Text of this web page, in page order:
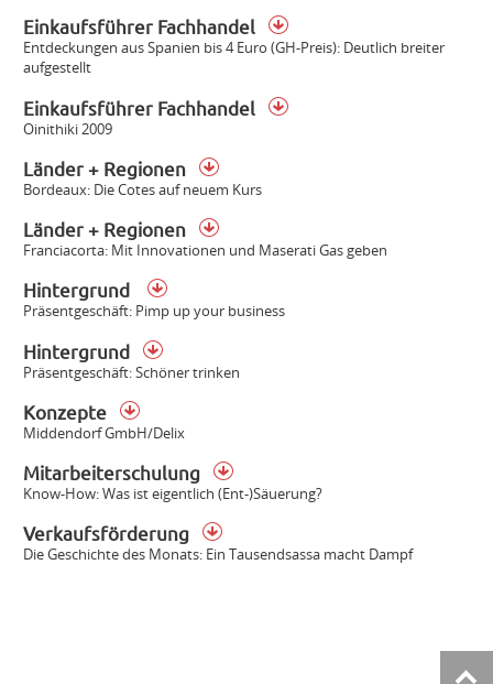
Einkaufsführer Fachhandel
Entdeckungen aus Spanien bis 4 Euro (GH-Preis): Deutlich breiter
aufgestellt
Einkaufsführer Fachhandel
Oinithiki 2009
Länder + Regionen
Bordeaux: Die Cotes auf neuem Kurs
Länder + Regionen
Franciacorta: Mit Innovationen und Maserati Gas geben
Hintergrund
Präsentgeschäft: Pimp up your business
Hintergrund
Präsentgeschäft: Schöner trinken
Konzepte
Middendorf GmbH/Delix
Mitarbeiterschulung
Know-How: Was ist eigentlich (Ent-)Säuerung?
Verkaufsförderung
Die Geschichte des Monats: Ein Tausendsassa macht Dampf